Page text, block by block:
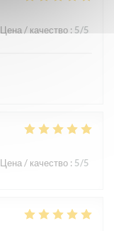
Цена / качество : 5/5
Цена / качество : 5/5